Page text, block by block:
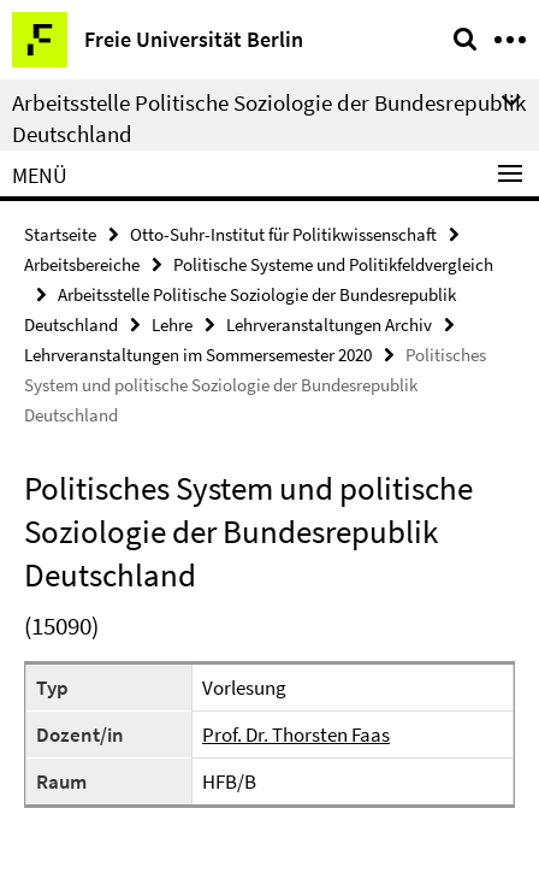
Springe
direkt
zu
Inhalt
Freie Universität Berlin
Service-
Navigation
Arbeitsstelle Politische Soziologie der Bundesrepublik
Deutschland
MENÜ
Startseite
Otto-Suhr-Institut für Politikwissenschaft
Arbeitsbereiche
Politische Systeme und Politikfeldvergleich
Arbeitsstelle Politische Soziologie der Bundesrepublik
Deutschland
Lehre
Lehrveranstaltungen Archiv
Lehrveranstaltungen im Sommersemester 2020
Politisches
System und politische Soziologie der Bundesrepublik
Deutschland
Politisches System und politische
Soziologie der Bundesrepublik
Deutschland
(15090)
Typ
Vorlesung
Dozent/in
Prof. Dr. Thorsten Faas
Raum
HFB/B